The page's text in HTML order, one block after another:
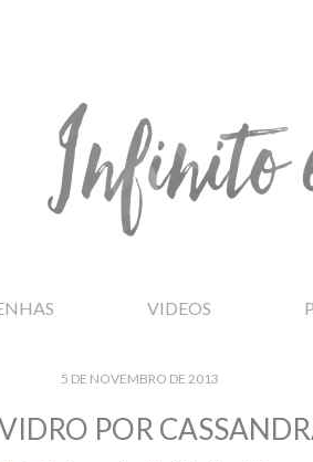
VIDEOS
5 DE NOVEMBRO DE 2013
POR